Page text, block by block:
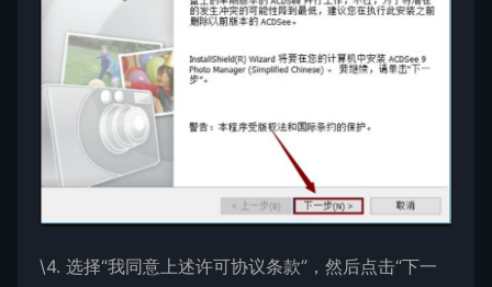
\4. 选择“我同意上述许可协议条款”，然后点击“下一